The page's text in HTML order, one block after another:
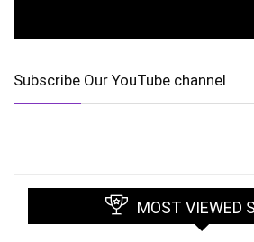
Subscribe Our YouTube channel
MOST VIEWED